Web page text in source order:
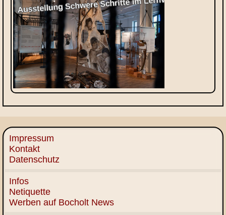
Impressum
Kontakt
Datenschutz
Infos
Netiquette
Werben auf Bocholt News